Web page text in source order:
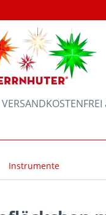
Instrumente